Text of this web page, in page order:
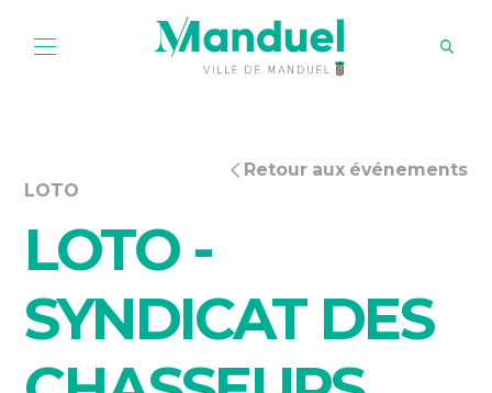
LOTO
Retour aux événements
LOTO -
SYNDICAT DES